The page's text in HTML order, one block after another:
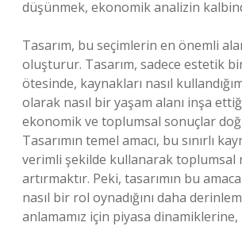
düşünmek, ekonomik analizin
Tasarım, bu seçimlerin en önemli
oluşturur. Tasarım, sadece estetik
ötesinde, kaynakları nasıl
olarak nasıl bir yaşam alanı inşa
ekonomik ve toplumsal sonuçlar
Tasarımın temel amacı, bu sınırlı
verimli şekilde kullanarak toplumsal
artırmaktır. Peki, tasarımın bu
nasıl bir rol oynadığını daha
anlamamız için piyasa